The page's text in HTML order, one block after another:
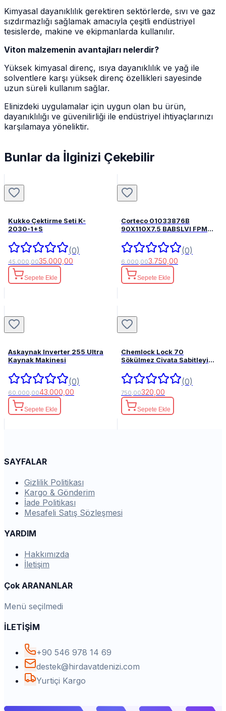
Kimyasal dayanıklılık gerektiren sektörlerde, sıvı ve gaz
sızdırmazlığı sağlamak amacıyla çeşitli endüstriyel
tesislerde, makine ve ekipmanlarda kullanılır.
Viton malzemenin avantajları nelerdir?
Yüksek kimyasal direnç, ısıya dayanıklılık ve yağ ile
solventlere karşı yüksek direnç özellikleri sayesinde
uzun süreli kullanım sağlar.
Elinizdeki uygulamalar için uygun olan bu ürün,
dayanıklılığı ve güvenilirliği ile endüstriyel ihtiyaçlarınızı
karşılamaya yöneliktir.
Bunlar da İlginizi Çekebilir
Kukko Çektirme Seti K-
2030-1+S
(0)
45.000,0035.000,00
Sepete Ekle
Corteco 01033876B
90X110X7.5 BABSLVI FPM
(0)
6.000,003.750,00
Sepete Ekle
Askaynak Inverter 255 Ultra
Kaynak Makinesi
(0)
60.000,0043.000,00
Sepete Ekle
Chemlock Lock 70
Sökülmez Civata Sabitleyici
(0)
750,00320,00
Sepete Ekle
SAYFALAR
Gizlilik Politikası
Kargo & Gönderim
İade Politikası
Mesafeli Satış Sözleşmesi
YARDIM
Hakkımızda
İletişim
Çok ARANANLAR
Menü seçilmedi
İLETİŞİM
+90 546 978 14 69
destek@hirdavatdenizi.com
Yurtiçi Kargo